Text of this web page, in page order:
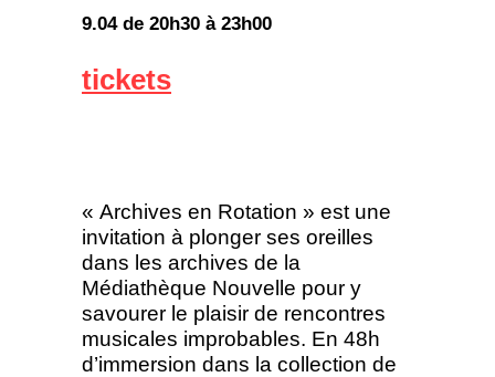
9.04 de 20h30 à 23h00
tickets
« Archives en Rotation » est une
invitation à plonger ses oreilles
dans les archives de la
Médiathèque Nouvelle pour y
savourer le plaisir de rencontres
musicales improbables. En 48h
d’immersion dans la collection de